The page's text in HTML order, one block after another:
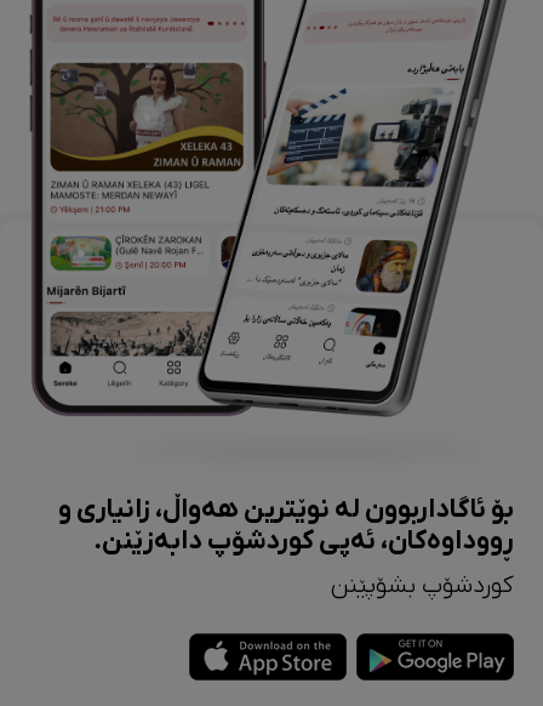
بۆ ئاگاداربوون لە نوێترین هەواڵ، زانیاری و
ڕووداوەکان، ئەپی کوردشۆپ دابەزێنن.
کوردشۆپ بشۆپێنن